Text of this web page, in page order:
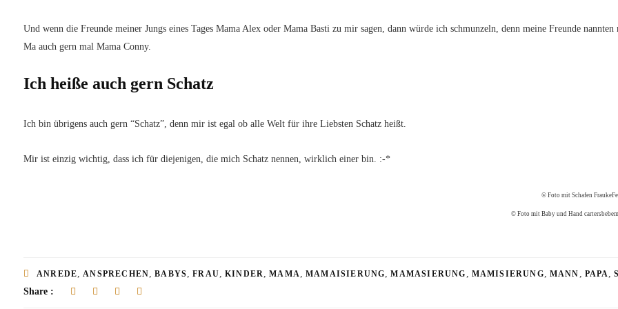
Und wenn die Freunde meiner Jungs eines Tages Mama Alex oder Mama Basti zu mir sagen, dann würde ich schmunzeln, denn meine Freunde nannten
Ma auch gern mal Mama Conny.
Ich heiße auch gern Schatz
Ich bin übrigens auch gern “Schatz”, denn mir ist egal ob alle Welt für ihre Liebsten Schatz heißt.
Mir ist einzig wichtig, dass ich für diejenigen, die mich Schatz nennen, wirklich einer bin. :-*
© Foto mit Schafen
© Foto mit Baby und Hand
ANREDE,ANSPRECHEN,BABYS,FRAU,KINDER,MAMA,MAMAISIERUNG,MAMASIERUNG , MAMISIERUNG, MANN , PAPA,
Share :